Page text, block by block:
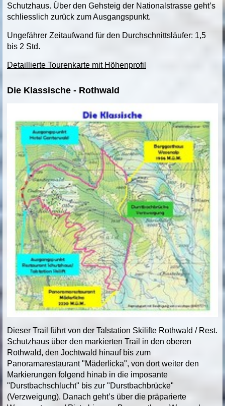
Schutzhaus. Über den Gehsteig der Nationalstrasse geht’s
schliesslich zurück zum Ausgangspunkt.
Ungefährer Zeitaufwand für den Durchschnittsläufer: 1,5
bis 2 Std.
Detaillierte Tourenkarte mit Höhenprofil
Die Klassische - Rothwald
Dieser Trail führt von der Talstation Skilifte Rothwald / Rest.
Schutzhaus über den markierten Trail in den oberen
Rothwald, den Jochtwald hinauf bis zum
Panoramarestaurant "Mäderlicka", von dort weiter den
Markierungen folgend hinab in die imposante
"Durstbachschlucht" bis zur "Durstbachbrücke"
(Verzweigung). Danach geht’s über die präparierte